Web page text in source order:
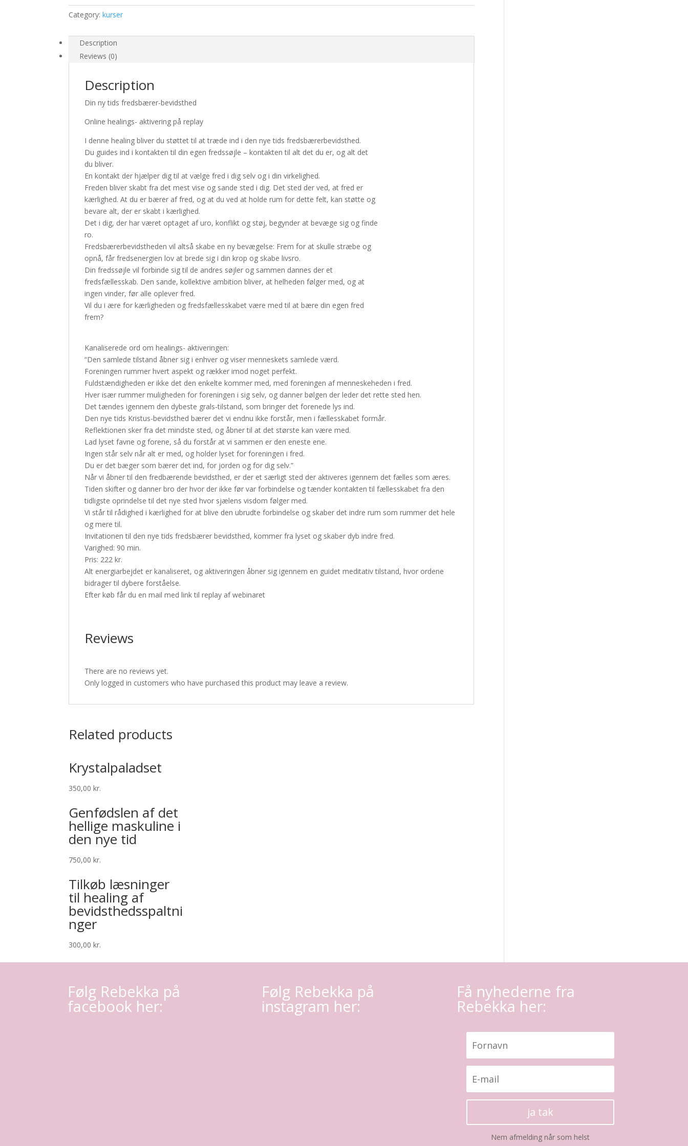
fredsbærer-
quantity
Category:kurser
Description
Reviews (0)
Description
Din ny tids fredsbærer-bevidsthed
Online healings- aktivering på replay
I denne healing bliver du støttet til at træde ind i den nye tids fredsbærerbevidsthed.
Du guides ind i kontakten til din egen fredssøjle – kontakten til alt det du er, og alt det
du bliver.
En kontakt der hjælper dig til at vælge fred i dig selv og i din virkelighed.
Freden bliver skabt fra det mest vise og sande sted i dig. Det sted der ved, at fred er
kærlighed. At du er bærer af fred, og at du ved at holde rum for dette felt, kan støtte og
bevare alt, der er skabt i kærlighed.
Det i dig, der har været optaget af uro, konflikt og støj, begynder at bevæge sig og finde
ro.
Fredsbærerbevidstheden vil altså skabe en ny bevægelse: Frem for at skulle stræbe og
opnå, får fredsenergien lov at brede sig i din krop og skabe livsro.
Din fredssøjle vil forbinde sig til de andres søjler og sammen dannes der et
fredsfællesskab. Den sande, kollektive ambition bliver, at helheden følger med, og at
ingen vinder, før alle oplever fred.
Vil du i ære for kærligheden og fredsfællesskabet være med til at bære din egen fred
frem?
Kanaliserede ord om healings- aktiveringen:
“Den samlede tilstand åbner sig i enhver og viser menneskets samlede værd.
Foreningen rummer hvert aspekt og rækker imod noget perfekt.
Fuldstændigheden er ikke det den enkelte kommer med, med foreningen af menneskeheden i fred.
Hver især rummer muligheden for foreningen i sig selv, og danner bølgen der leder det rette sted hen.
Det tændes igennem den dybeste grals-tilstand, som bringer det forenede lys ind.
Den nye tids Kristus-bevidsthed bærer det vi endnu ikke forstår, men i fællesskabet formår.
Reflektionen sker fra det mindste sted, og åbner til at det største kan være med.
Lad lyset favne og forene, så du forstår at vi sammen er den eneste ene.
Ingen står selv når alt er med, og holder lyset for foreningen i fred.
Du er det bæger som bærer det ind, for jorden og for dig selv.”
Når vi åbner til den fredbærende bevidsthed, er der et særligt sted der aktiveres igennem det fælles som æres.
Tiden skifter og danner bro der hvor der ikke før var forbindelse og tænder kontakten til fællesskabet fra den
tidligste oprindelse til det nye sted hvor sjælens visdom følger med.
Vi står til rådighed i kærlighed for at blive den ubrudte forbindelse og skaber det indre rum som rummer det hele
og mere til.
Invitationen til den nye tids fredsbærer bevidsthed, kommer fra lyset og skaber dyb indre fred.
Varighed: 90 min.
Pris: 222 kr.
Alt energiarbejdet er kanaliseret, og aktiveringen åbner sig igennem en guidet meditativ tilstand, hvor ordene
bidrager til dybere forståelse.
Efter køb får du en mail med link til replay af webinaret
Reviews
There are no reviews yet.
Only logged in customers who have purchased this product may leave a review.
Related products
Krystalpaladset
350,00kr.
Genfødslen af det
hellige maskuline i
den nye tid
750,00kr.
Tilkøb læsninger
til healing af
bevidsthedsspaltni
nger
300,00kr.
Følg Rebekka på
facebook her:
Følg Rebekka på
instagram her:
Få nyhederne fra
Rebekka her:
ja tak
Nem afmelding når som helst